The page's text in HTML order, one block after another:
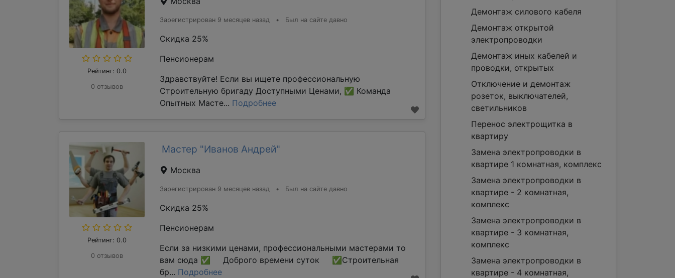
Рейтинг: 0.0
0 отзывов
Зарегистрирован 9 месяцев назад • Был на сайте давно
Скидка 25%
Пенсионерам
Здравствуйте! Если вы ищете профессиональную
Строительную бригаду Доступными Ценами, ✅ Команда
Опытных Масте... Подробнее
Рейтинг: 0.0
0 отзывов
Мастер "Иванов Андрей"
Москва
Зарегистрирован 9 месяцев назад • Был на сайте давно
Скидка 25%
Пенсионерам
Если за низкими ценами, профессиональными мастерами то
вам сюда ✅ Доброго времени суток ✅Строительная
бр... Подробнее
Демонтаж силового кабеля
Демонтаж открытой
электропроводки
Демонтаж иных кабелей и
проводки, открытых
Отключение и демонтаж
розеток, выключателей,
светильников
Перенос электрощитка в
квартиру
Замена электропроводки в
квартире 1 комнатная, комплекс
Замена электропроводки в
квартире - 2 комнатная,
комплекс
Замена электропроводки в
квартире - 3 комнатная,
комплекс
Замена электропроводки в
квартире - 4 комнатная,